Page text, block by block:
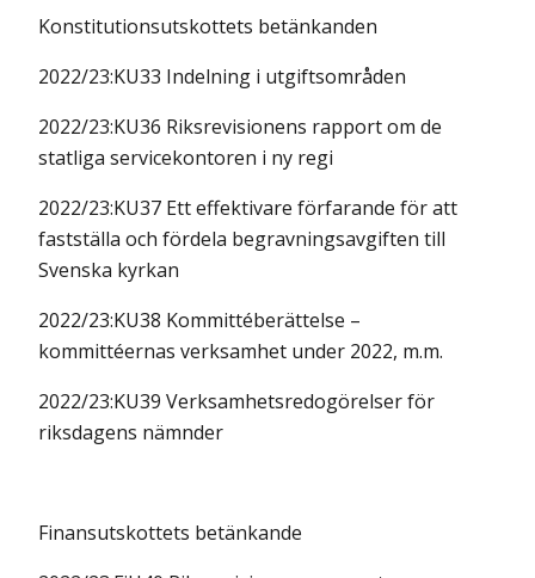
Konstitutionsutskottets betänkanden
2022/23:KU33 Indelning i utgiftsområden
2022/23:KU36 Riksrevisionens rapport om de
statliga servicekontoren i ny regi
2022/23:KU37 Ett effektivare förfarande för att
fastställa och fördela begravningsavgiften till
Svenska kyrkan
2022/23:KU38 Kommittéberättelse –
kommittéernas verksamhet under 2022, m.m.
2022/23:KU39 Verksamhetsredogörelser för
riksdagens nämnder
Finansutskottets betänkande